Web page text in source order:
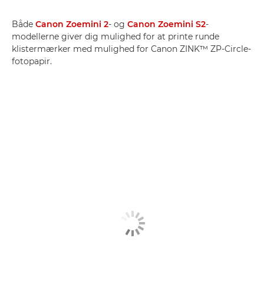
Både Canon Zoemini 2- og Canon Zoemini S2-
modellerne giver dig mulighed for at printe runde
klistermærker med mulighed for Canon ZINK™ ZP-Circle-
fotopapir.